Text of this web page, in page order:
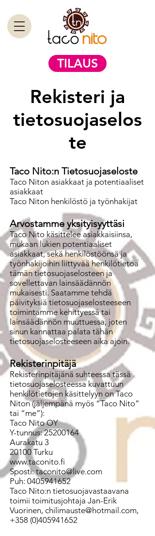
TILAUS
Rekisteri ja
tietosuojaselos
te
Taco Nito:n Tietosuojaseloste
Taco Niton asiakkaat ja potentiaaliset
asiakkaat
Taco Niton henkilöstö ja työnhakijat
Arvostamme yksityisyyttäsi
Taco Nito käsittelee asiakkaisiinsa,
mukaan lukien potentiaaliset
asiakkaat, sekä henkilöstöönsä ja
työnhakijoihin liittyvää henkilötietoa
tämän tietosuojaselosteen ja
sovellettavan lainsäädännön
mukaisesti. Saatamme tehdä
päivityksiä tietosuojaselosteeseen
toimintamme kehittyessä tai
lainsäädännön muuttuessa, joten
sinun kannattaa palata tähän
tietosuojaselosteeseen aika ajoin.
Rekisterinpitäjä
Rekisterinpitäjänä suhteessa tässä
tietosuojaselosteessa kuvattuun
henkilötietojen käsittelyyn on Taco
Niton (jäljempänä myös “Taco Nito”
tai “me”):
Taco Nito OY
Y-tunnus: 25200164
Aurakatu 3
20100 Turku
www.taconito.fi
Sposti: taconito@live.com
Puh: 0405941652
Taco Nito:n tietosuojavastaavana
toimii toimitusjohtaja Jan-Erik
Vuorinen, chilimauste@hotmail.com,
+358 (0)405941652